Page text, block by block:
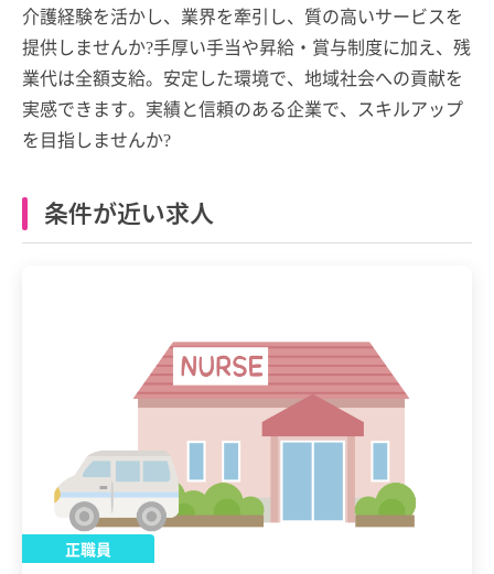
介護経験を活かし、業界を牽引し、質の高いサービスを
提供しませんか?手厚い手当や昇給・賞与制度に加え、残
業代は全額支給。安定した環境で、地域社会への貢献を
実感できます。実績と信頼のある企業で、スキルアップ
を目指しませんか?
条件が近い求人
正職員